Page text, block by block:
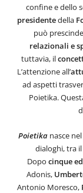
confine e dello
presidentedella
può
relazionali e
tuttavia, il
L’attenzione all’
ad aspetti
Poietika.
Poietika nasce
dialoghi, tra
Dopo cinque
Adonis,
Antonio Moresco,